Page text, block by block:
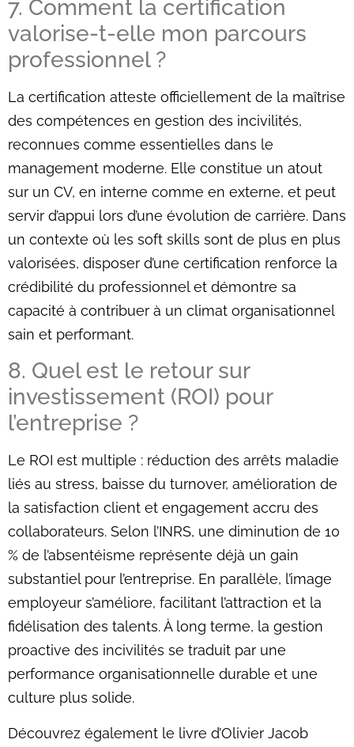
7. Comment la certification
valorise-t-elle mon parcours
professionnel ?
La certification atteste officiellement de la maîtrise
des compétences en gestion des incivilités,
reconnues comme essentielles dans le
management moderne. Elle constitue un atout
sur un CV, en interne comme en externe, et peut
servir d’appui lors d’une évolution de carrière. Dans
un contexte où les soft skills sont de plus en plus
valorisées, disposer d’une certification renforce la
crédibilité du professionnel et démontre sa
capacité à contribuer à un climat organisationnel
sain et performant.
8. Quel est le retour sur
investissement (ROI) pour
l’entreprise ?
Le ROI est multiple : réduction des arrêts maladie
liés au stress, baisse du turnover, amélioration de
la satisfaction client et engagement accru des
collaborateurs. Selon l’INRS, une diminution de 10
% de l’absentéisme représente déjà un gain
substantiel pour l’entreprise. En parallèle, l’image
employeur s’améliore, facilitant l’attraction et la
fidélisation des talents. À long terme, la gestion
proactive des incivilités se traduit par une
performance organisationnelle durable et une
culture plus solide.
Découvrez également le livre d’Olivier Jacob